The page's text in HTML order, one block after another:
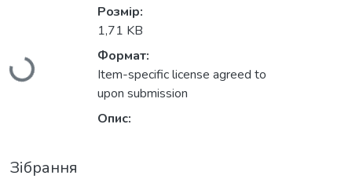
Вантажиться...
Розмір:
1,71 KB
Формат:
Item-specific license agreed to
upon submission
Опис:
Зібрання